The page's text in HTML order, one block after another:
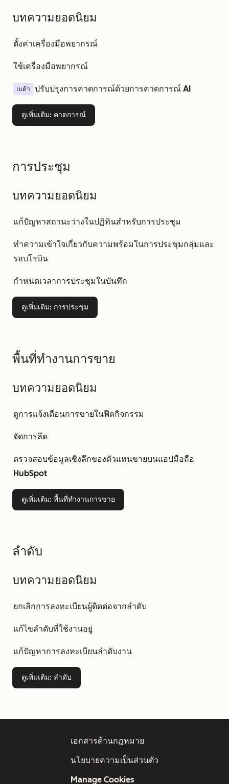
บทความยอดนิยม
ตั้งค่าเครื่องมือพยากรณ์
ใช้เครื่องมือพยากรณ์
เบต้า ปรับปรุงการคาดการณ์ด้วยการคาดการณ์ AI
ดูเพิ่มเติม: คาดการณ์
การประชุม
บทความยอดนิยม
แก้ปัญหาสถานะว่างในปฏิทินสำหรับการประชุม
ทำความเข้าใจเกี่ยวกับความพร้อมในการประชุมกลุ่มและ
รอบโรบิน
กำหนดเวลาการประชุมในบันทึก
ดูเพิ่มเติม: การประชุม
พื้นที่ทำงานการขาย
บทความยอดนิยม
ดูการแจ้งเตือนการขายในฟีดกิจกรรม
จัดการลีด
ตรวจสอบข้อมูลเชิงลึกของตัวแทนขายบนแอปมือถือ
HubSpot
ดูเพิ่มเติม: พื้นที่ทำงานการขาย
ลำดับ
บทความยอดนิยม
ยกเลิกการลงทะเบียนผู้ติดต่อจากลำดับ
แก้ไขลำดับที่ใช้งานอยู่
แก้ปัญหาการลงทะเบียนลำดับงาน
ดูเพิ่มเติม: ลำดับ
เอกสารด้านกฎหมาย
นโยบายความเป็นส่วนตัว
Manage Cookies